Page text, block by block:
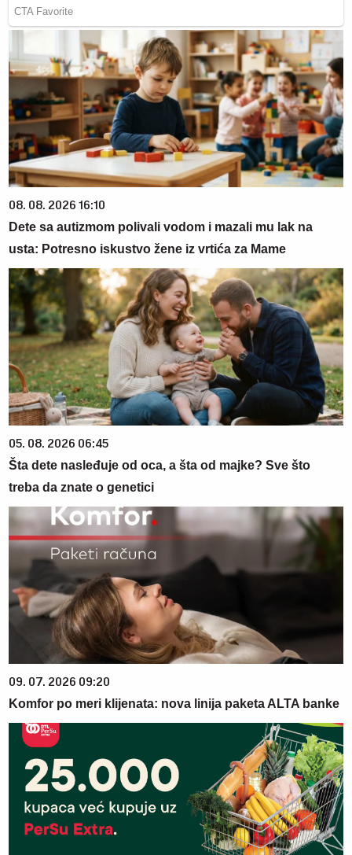
08. 08. 2026 16:10
Dete sa autizmom polivali vodom i mazali mu lak na
usta: Potresno iskustvo žene iz vrtića za Mame
05. 08. 2026 06:45
Šta dete nasleđuje od oca, a šta od majke? Sve što
treba da znate o genetici
09. 07. 2026 09:20
Komfor po meri klijenata: nova linija paketa ALTA banke